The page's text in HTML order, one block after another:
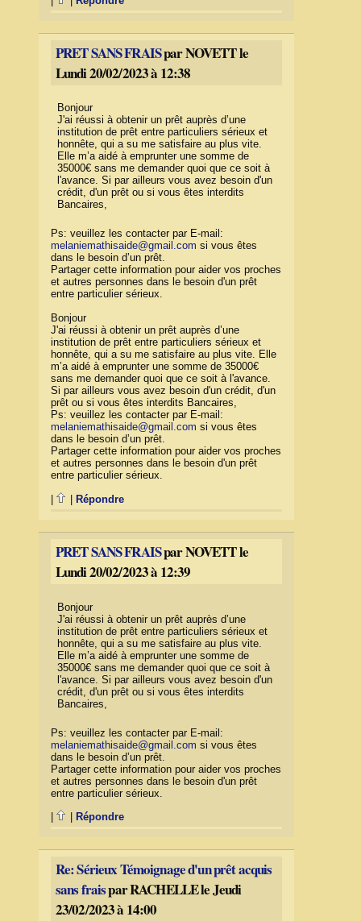
PRET SANS FRAISpar NOVETT le
Lundi 20/02/2023 à 12:38
Bonjour
J'ai réussi à obtenir un prêt auprès d’une
institution de prêt entre particuliers sérieux et
honnête, qui a su me satisfaire au plus vite.
Elle m’a aidé à emprunter une somme de
35000€ sans me demander quoi que ce soit à
l'avance. Si par ailleurs vous avez besoin d'un
crédit, d'un prêt ou si vous êtes interdits
Bancaires,
Ps: veuillez les contacter par E-mail:
melaniemathisaide@gmail.com si vous êtes
dans le besoin d’un prêt.
Partager cette information pour aider vos proches
et autres personnes dans le besoin d'un prêt
entre particulier sérieux.
Bonjour
J'ai réussi à obtenir un prêt auprès d’une
institution de prêt entre particuliers sérieux et
honnête, qui a su me satisfaire au plus vite. Elle
m’a aidé à emprunter une somme de 35000€
sans me demander quoi que ce soit à l'avance.
Si par ailleurs vous avez besoin d'un crédit, d'un
prêt ou si vous êtes interdits Bancaires,
Ps: veuillez les contacter par E-mail:
melaniemathisaide@gmail.com si vous êtes
dans le besoin d’un prêt.
Partager cette information pour aider vos proches
et autres personnes dans le besoin d'un prêt
entre particulier sérieux.
Répondre
PRET SANS FRAISpar NOVETT le
Lundi 20/02/2023 à 12:39
Bonjour
J'ai réussi à obtenir un prêt auprès d’une
institution de prêt entre particuliers sérieux et
honnête, qui a su me satisfaire au plus vite.
Elle m’a aidé à emprunter une somme de
35000€ sans me demander quoi que ce soit à
l'avance. Si par ailleurs vous avez besoin d'un
crédit, d'un prêt ou si vous êtes interdits
Bancaires,
Ps: veuillez les contacter par E-mail:
melaniemathisaide@gmail.com si vous êtes
dans le besoin d’un prêt.
Partager cette information pour aider vos proches
et autres personnes dans le besoin d'un prêt
entre particulier sérieux.
Répondre
Re: Sérieux Témoignage d'un prêt acquis
sans fraispar RACHELLE le Jeudi
23/02/2023 à 14:00